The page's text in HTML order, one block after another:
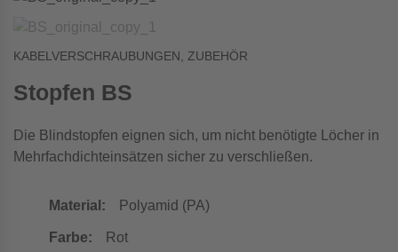
KABELVERSCHRAUBUNGEN, ZUBEHÖR
Stopfen BS
Die Blindstopfen eignen sich, um nicht benötigte Löcher in
Mehrfachdichteinsätzen sicher zu verschließen.
Material: Polyamid (PA)
Farbe: Rot